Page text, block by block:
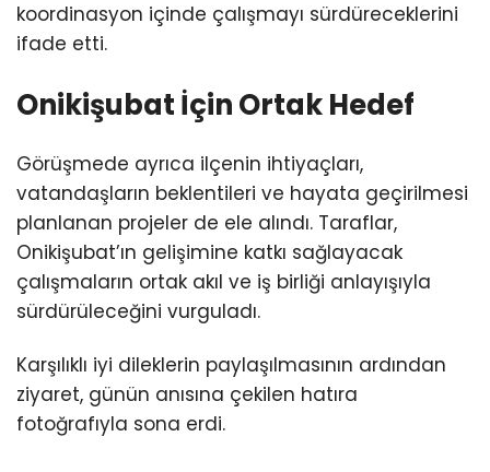
koordinasyon içinde çalışmayı sürdüreceklerini
ifade etti.
Onikişubat İçin Ortak Hedef
Görüşmede ayrıca ilçenin ihtiyaçları,
vatandaşların beklentileri ve hayata geçirilmesi
planlanan projeler de ele alındı. Taraflar,
Onikişubat’ın gelişimine katkı sağlayacak
çalışmaların ortak akıl ve iş birliği anlayışıyla
sürdürüleceğini vurguladı.
Karşılıklı iyi dileklerin paylaşılmasının ardından
ziyaret, günün anısına çekilen hatıra
fotoğrafıyla sona erdi.